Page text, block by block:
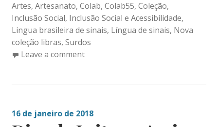
Artes, Artesanato, Colab, Colab55, Coleção,
Inclusão Social, Inclusão Social e Acessibilidade,
Lingua brasileira de sinais, Língua de sinais, Nova
coleção libras, Surdos
Leave a comment
16 de janeiro de 2018